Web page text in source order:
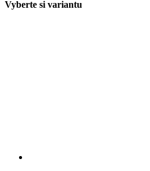
Vyberte si variantu